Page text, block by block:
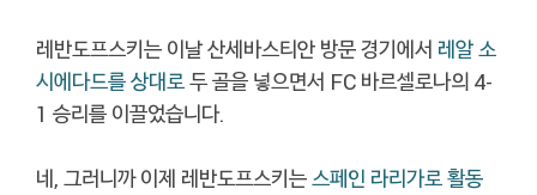
레반도프스키는 이날 산세바스티안 방문 경기에서 레알 소
시에다드를 상대로두 골을 넣으면서 FC 바르셀로나의 4-
1 승리를 이끌었습니다.
네, 그러니까 이제 레반도프스키는스페인 라리가로 활동